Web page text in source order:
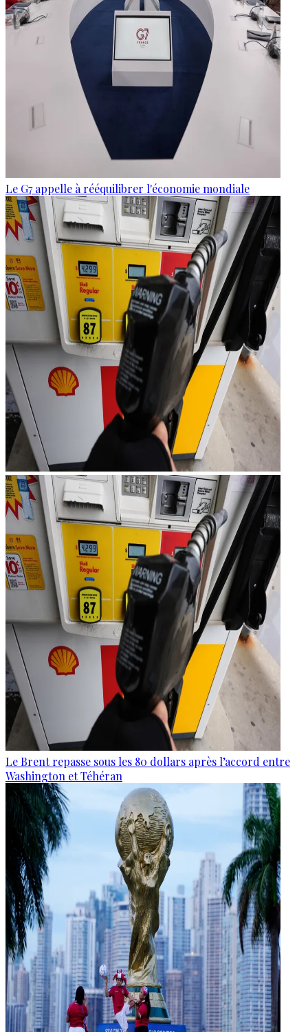
Le G7 appelle à rééquilibrer l'économie mondiale
Le Brent repasse sous les 80 dollars après l’accord entre
Washington et Téhéran